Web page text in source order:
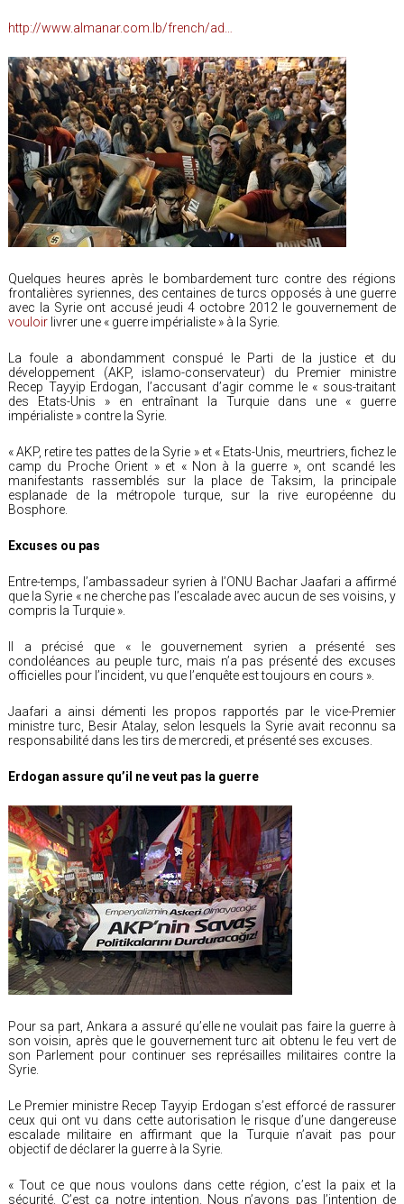
http://www.almanar.com.lb/french/ad…
Quelques heures après le bombardement turc contre des régions
frontalières syriennes, des centaines de turcs opposés à une guerre
avec la Syrie ont accusé jeudi 4 octobre 2012 le gouvernement de
vouloir livrer une « guerre impérialiste » à la Syrie.
La foule a abondamment conspué le Parti de la justice et du
développement (AKP, islamo-conservateur) du Premier ministre
Recep Tayyip Erdogan, l’accusant d’agir comme le « sous-traitant
des Etats-Unis » en entraînant la Turquie dans une « guerre
impérialiste » contre la Syrie.
« AKP, retire tes pattes de la Syrie » et « Etats-Unis, meurtriers, fichez le
camp du Proche Orient » et « Non à la guerre », ont scandé les
manifestants rassemblés sur la place de Taksim, la principale
esplanade de la métropole turque, sur la rive européenne du
Bosphore.
Excuses ou pas
Entre-temps, l’ambassadeur syrien à l’ONU Bachar Jaafari a affirmé
que la Syrie « ne cherche pas l’escalade avec aucun de ses voisins, y
compris la Turquie ».
Il a précisé que « le gouvernement syrien a présenté ses
condoléances au peuple turc, mais n’a pas présenté des excuses
officielles pour l’incident, vu que l’enquête est toujours en cours ».
Jaafari a ainsi démenti les propos rapportés par le vice-Premier
ministre turc, Besir Atalay, selon lesquels la Syrie avait reconnu sa
responsabilité dans les tirs de mercredi, et présenté ses excuses.
Erdogan assure qu’il ne veut pas la guerre
Pour sa part, Ankara a assuré qu’elle ne voulait pas faire la guerre à
son voisin, après que le gouvernement turc ait obtenu le feu vert de
son Parlement pour continuer ses représailles militaires contre la
Syrie.
Le Premier ministre Recep Tayyip Erdogan s’est efforcé de rassurer
ceux qui ont vu dans cette autorisation le risque d’une dangereuse
escalade militaire en affirmant que la Turquie n’avait pas pour
objectif de déclarer la guerre à la Syrie.
« Tout ce que nous voulons dans cette région, c’est la paix et la
sécurité. C’est ça notre intention. Nous n’avons pas l’intention de